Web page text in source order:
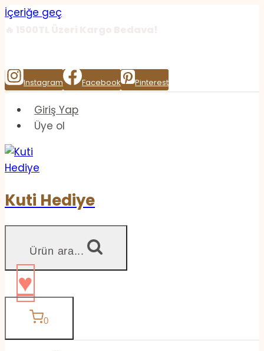
İçeriğe geç
Instagram Facebook Pinterest
Giriş Yap
Üye ol
Kuti Hediye
Ürün ara...
♥
0